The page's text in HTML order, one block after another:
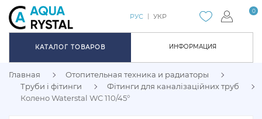
ИНФОРМАЦИЯ
0
РУС УКР
КАТАЛОГ ТОВАРОВ
Главная
Отопительная техника и радиаторы
Труби і фітинги
Фітинги для каналізаційних труб
Колено Waterstal WC 110/45°